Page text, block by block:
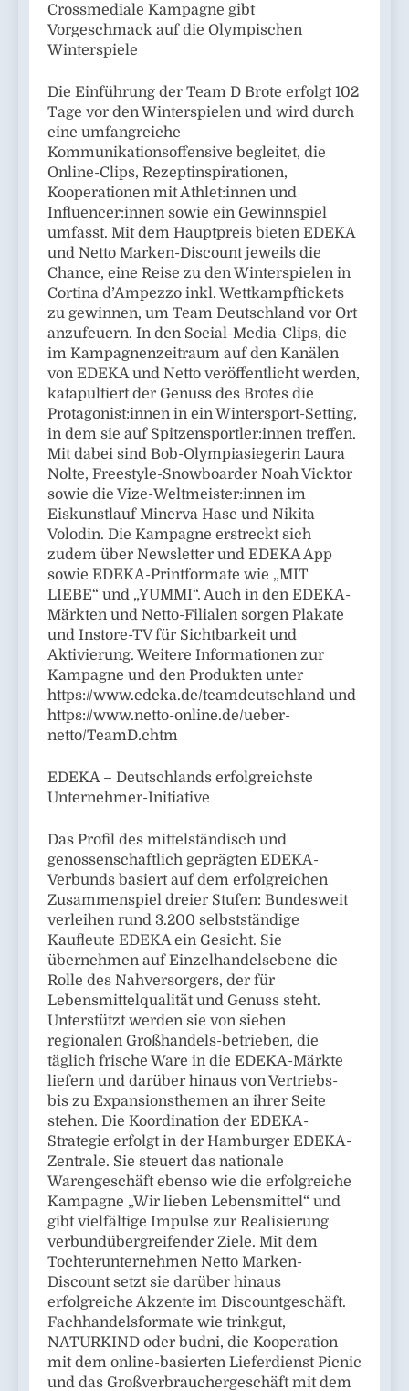
Crossmediale Kampagne gibt
Vorgeschmack auf die Olympischen
Winterspiele
Die Einführung der Team D Brote erfolgt 102
Tage vor den Winterspielen und wird durch
eine umfangreiche
Kommunikationsoffensive begleitet, die
Online-Clips, Rezeptinspirationen,
Kooperationen mit Athlet:innen und
Influencer:innen sowie ein Gewinnspiel
umfasst. Mit dem Hauptpreis bieten EDEKA
und Netto Marken-Discount jeweils die
Chance, eine Reise zu den Winterspielen in
Cortina d’Ampezzo inkl. Wettkampftickets
zu gewinnen, um Team Deutschland vor Ort
anzufeuern. In den Social-Media-Clips, die
im Kampagnenzeitraum auf den Kanälen
von EDEKA und Netto veröffentlicht werden,
katapultiert der Genuss des Brotes die
Protagonist:innen in ein Wintersport-Setting,
in dem sie auf Spitzensportler:innen treffen.
Mit dabei sind Bob-Olympiasiegerin Laura
Nolte, Freestyle-Snowboarder Noah Vicktor
sowie die Vize-Weltmeister:innen im
Eiskunstlauf Minerva Hase und Nikita
Volodin. Die Kampagne erstreckt sich
zudem über Newsletter und EDEKA App
sowie EDEKA-Printformate wie „MIT
LIEBE“ und „YUMMI“. Auch in den EDEKA-
Märkten und Netto-Filialen sorgen Plakate
und Instore-TV für Sichtbarkeit und
Aktivierung. Weitere Informationen zur
Kampagne und den Produkten unter
https://www.edeka.de/teamdeutschland und
https://www.netto-online.de/ueber-
netto/TeamD.chtm
EDEKA – Deutschlands erfolgreichste
Unternehmer-Initiative
Das Profil des mittelständisch und
genossenschaftlich geprägten EDEKA-
Verbunds basiert auf dem erfolgreichen
Zusammenspiel dreier Stufen: Bundesweit
verleihen rund 3.200 selbstständige
Kaufleute EDEKA ein Gesicht. Sie
übernehmen auf Einzelhandelsebene die
Rolle des Nahversorgers, der für
Lebensmittelqualität und Genuss steht.
Unterstützt werden sie von sieben
regionalen Großhandels-betrieben, die
täglich frische Ware in die EDEKA-Märkte
liefern und darüber hinaus von Vertriebs-
bis zu Expansionsthemen an ihrer Seite
stehen. Die Koordination der EDEKA-
Strategie erfolgt in der Hamburger EDEKA-
Zentrale. Sie steuert das nationale
Warengeschäft ebenso wie die erfolgreiche
Kampagne „Wir lieben Lebensmittel“ und
gibt vielfältige Impulse zur Realisierung
verbundübergreifender Ziele. Mit dem
Tochterunternehmen Netto Marken-
Discount setzt sie darüber hinaus
erfolgreiche Akzente im Discountgeschäft.
Fachhandelsformate wie trinkgut,
NATURKIND oder budni, die Kooperation
mit dem online-basierten Lieferdienst Picnic
und das Großverbrauchergeschäft mit dem